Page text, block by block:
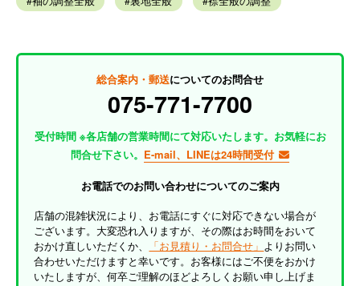
総合案内・郵送についてのお問合せ
075-771-7700
受付時間 ※各店舗の営業時間にて対応いたします。お気軽にお
問合せ下さい。 E-mail、LINEは24時間受付
お電話でのお問い合わせについてのご案内
店舗の混雑状況により、お電話にすぐに対応できない場合が
ございます。大変恐れ入りますが、その際はお時間をおいて
おかけ直しいただくか、
「お見積り・お問合せ」 よりお問い
合わせいただけますと幸いです。お客様にはご不便をおかけ
いたしますが、何卒ご理解のほどよろしくお願い申し上げま